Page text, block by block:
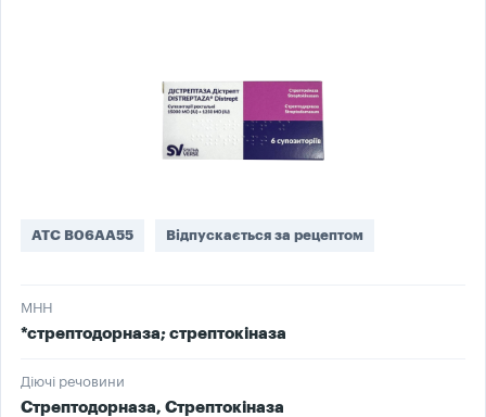
ATC B06AA55 Відпускається за рецептом
МНН
*стрептодорназа; стрептокіназа
Діючі речовини
Стрептодорназа, Стрептокіназа